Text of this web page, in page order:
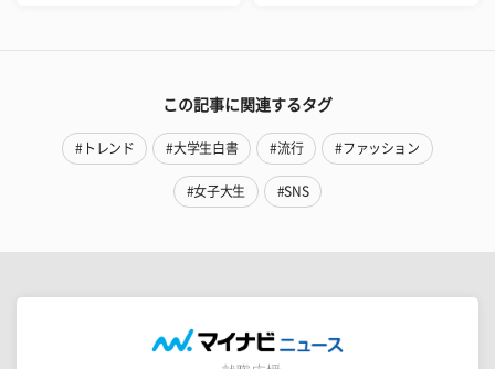
この記事に関連するタグ
#トレンド #大学生白書 #流行 #ファッション
#女子大生 #SNS